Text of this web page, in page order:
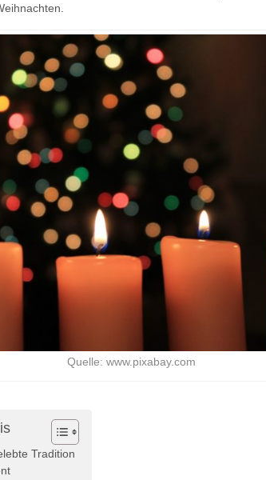
Quelle: www.pixabay.com
Tradition